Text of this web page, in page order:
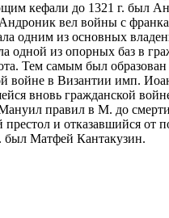
кефали до 1321 г. был
вел войны с
одним из основных
из опорных баз в
Тем самым был
войне в Византии имп.
вновь гражданской
правил в М. до
и отказавшийся
был Матфей Кантакузин.